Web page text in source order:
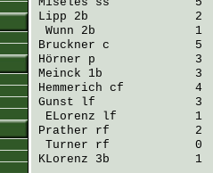
Lipp 2b               2
Wunn 2b              1  1
Bruckner c            5  3
Hörner p              3
Meinck 1b             3
Hemmerich cf          4
Gunst lf              3  0
ELorenz lf           1  1
Prather rf            2  1
Turner rf            0
KLorenz 3b            1